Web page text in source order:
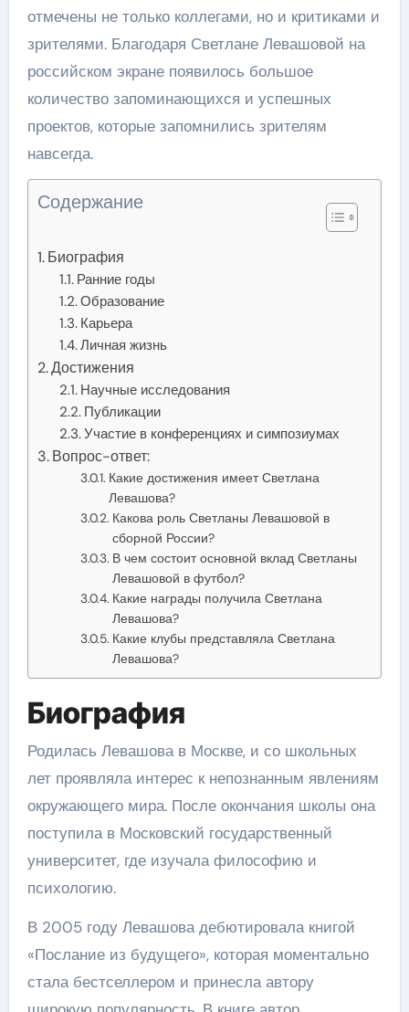
отмечены не только коллегами, но и критиками и
зрителями. Благодаря Светлане Левашовой на
российском экране появилось большое
количество запоминающихся и успешных
проектов, которые запомнились зрителям
навсегда.
Содержание
Биография
Ранние годы
Образование
Карьера
Личная жизнь
Достижения
Научные исследования
Публикации
Участие в конференциях и симпозиумах
Вопрос-ответ:
Какие достижения имеет Светлана
Левашова?
Какова роль Светланы Левашовой в
сборной России?
В чем состоит основной вклад Светланы
Левашовой в футбол?
Какие награды получила Светлана
Левашова?
Какие клубы представляла Светлана
Левашова?
Биография
Родилась Левашова в Москве, и со школьных
лет проявляла интерес к непознанным явлениям
окружающего мира. После окончания школы она
поступила в Московский государственный
университет, где изучала философию и
психологию.
В 2005 году Левашова дебютировала книгой
«Послание из будущего», которая моментально
стала бестселлером и принесла автору